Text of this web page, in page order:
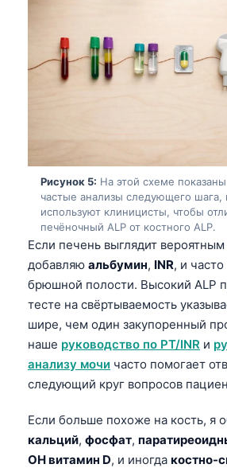
Рисунок 5: На этой схеме
частые анализы следующего шага,
используют клиницисты, чтобы
печёночный ALP от костного ALP.
Если печень выглядит
добавляю альбумин, INR, и
брюшной полости. Высокий ALP
тесте на свёртываемость
шире, чем один закупоренный
наше руководство по PT/INR и
анализу мочи часто помогает
следующий круг вопросов
Если больше похоже на кость, я
кальций, фосфат,
OH витамин D, и иногда костно-
اردو
मराठी
ગુજરાતી
ಕನ್ನಡ
മലയാളം
Bahasa Melayu
Tiếng Việt
Tagalog
ไทย
ဗမာစာ
ភាសាខ្មែរ
አማርኛ
Українська
O‘zbekcha